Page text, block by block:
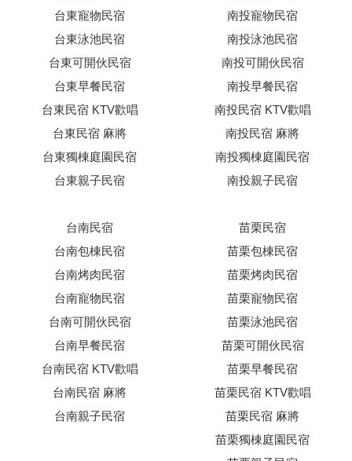
台東寵物民宿
台東泳池民宿
台東可開伙民宿
台東早餐民宿
台東民宿 KTV歡唱
台東民宿 麻將
台東獨棟庭園民宿
台東親子民宿
南投寵物民宿
南投泳池民宿
南投可開伙民宿
南投早餐民宿
南投民宿 KTV歡唱
南投民宿 麻將
南投獨棟庭園民宿
南投親子民宿
台南民宿
台南包棟民宿
台南烤肉民宿
台南寵物民宿
台南可開伙民宿
台南早餐民宿
台南民宿 KTV歡唱
台南民宿 麻將
台南親子民宿
苗栗民宿
苗栗包棟民宿
苗栗烤肉民宿
苗栗寵物民宿
苗栗泳池民宿
苗栗可開伙民宿
苗栗早餐民宿
苗栗民宿 KTV歡唱
苗栗民宿 麻將
苗栗獨棟庭園民宿